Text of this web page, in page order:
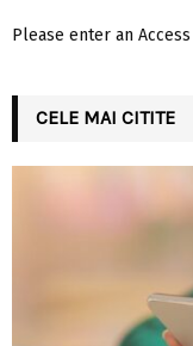
Please enter an Access
CELE MAI CITITE